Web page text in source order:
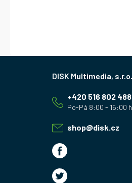
shop@disk.cz
+420 516 802 488